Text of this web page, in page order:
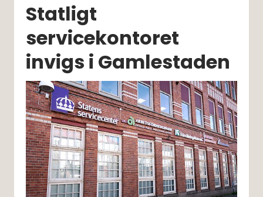
Statligt
servicekontoret
invigs i Gamlestaden